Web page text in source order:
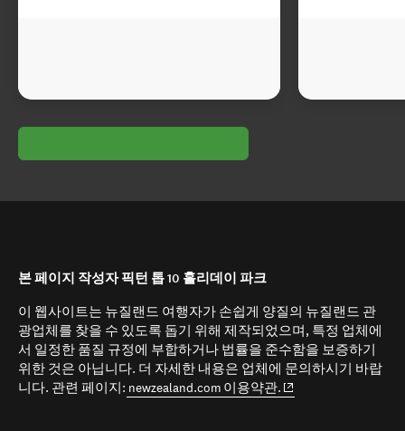
본 페이지 작성자 픽턴 톱 10 홀리데이 파크
이 웹사이트는 뉴질랜드 여행자가 손쉽게 양질의 뉴질랜드 관
광업체를 찾을 수 있도록 돕기 위해 제작되었으며, 특정 업체에
서 일정한 품질 규정에 부합하거나 법률을 준수함을 보증하기
위한 것은 아닙니다. 더 자세한 내용은 업체에 문의하시기 바랍
니다. 관련 페이지: newzealand.com 이용약관. (opens in new window)